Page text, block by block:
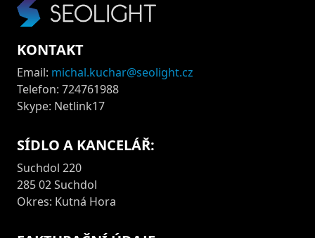
KONTAKT
Email: michal.kuchar@seolight.cz
Telefon: 724761988
Skype: Netlink17
SÍDLO A KANCELÁŘ:
Suchdol 220
285 02 Suchdol
Okres: Kutná Hora